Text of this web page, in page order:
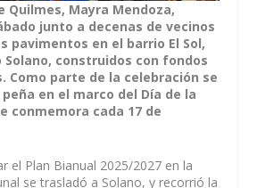
Quilmes, Mayra Mendoza,
junto a decenas de vecinos
pavimentos en el barrio El Sol,
Solano, construidos con fondos
Como parte de la celebración se
en el marco del Día de la
conmemora cada 17 de
el Plan Bianual 2025/2027 en la
se trasladó a Solano, y recorrió la